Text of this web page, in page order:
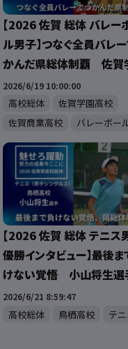
【2026 佐賀 総体 バレー
ル男子】つなぐ全員バレ
かんだ県総体制覇 佐賀
男子バレー部
2026/6/19 10:00:00
高校総体
佐賀学園高校
佐賀商業高校
バレーボー
【2026 佐賀 総体 テニス
優勝インタビュー】最後ま
けない覚悟 小山将生選
県総体制覇！
2026/6/21 8:59:47
高校総体 鳥栖高校 テ